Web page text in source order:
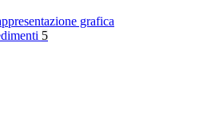
grafica
5